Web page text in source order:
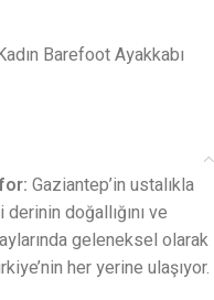
Barefoot Ayakkabı
Gaziantep’in ustalıkla
doğallığını ve
geleneksel olarak
her yerine ulaşıyor.